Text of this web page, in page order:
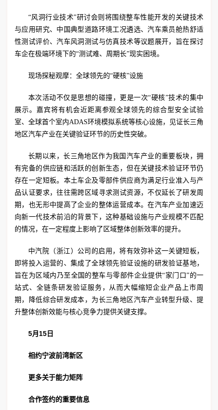
“风洞行业技术”研讨会则将围绕整车性能开发的关键技术
与应用研究、中国典型道路环境工况遴选、汽车乘员舱热舒适
性测试评价、汽车风洞测试与仿真技术等议题展开，旨在探讨
车企在极端环境下的“测试难、周期长”现实困境。
现场探秘观摩：全球领先的“硬核”设施
本次活动不仅是思想的碰撞，更是一次“硬核”技术的集中
展示。嘉宾将有机会近距离参观全球领先的综合型安全试验
室、全球首个室内ADAS环境模拟系统等核心设施，见证长三角
地区汽车产业在关键验证环节的历史性突破。
长期以来，长三角地区作为我国汽车产业的重要板块，拥
有完备的供应链和活跃的创新生态，但在关键技术验证环节仍
存在一定短板。本土车企及零部件供应商为满足行业准入与产
品认证要求，往往需跨区域寻求测试资源，不仅延长了研发周
期，也无形中提高了企业的整体运营成本。在汽车产业加速迈
向新一代技术前沿的背景下，这种基础设施与产业规模不匹配
的情况，在一定程度上影响了区域整体创新效率的提升。
中汽院（浙江）公司的启用，将有效弥补这一关键短板，
即将投入运营的、集成了全球领先验证设施的研发验证基地，
旨在为区域内乃至全国的整车与零部件企业提供“家门口”的一
站式、全链条研发验证服务，从而大幅缩短企业产品上市周
期，降低综合研发成本，为长三角地区汽车产业转型升级、提
升整体创新效能与核心竞争力提供关键支撑。
5月 15 日
相约宁波前湾新区
更多关于能力矩阵
合作签约的重要信息